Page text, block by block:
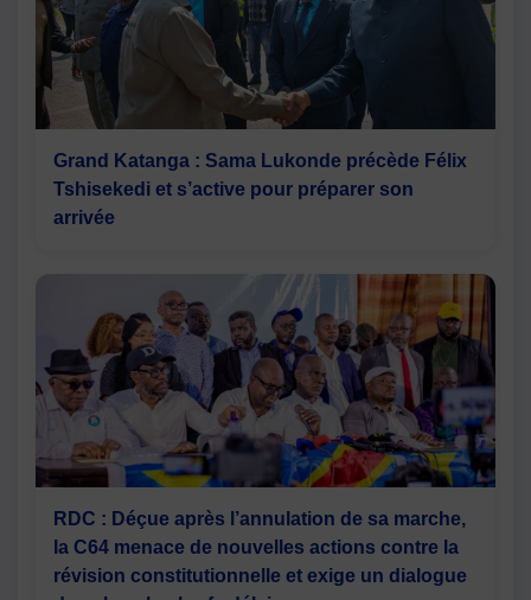
Grand Katanga : Sama Lukonde précède Félix
Tshisekedi et s’active pour préparer son
arrivée
RDC : Déçue après l’annulation de sa marche,
la C64 menace de nouvelles actions contre la
révision constitutionnelle et exige un dialogue